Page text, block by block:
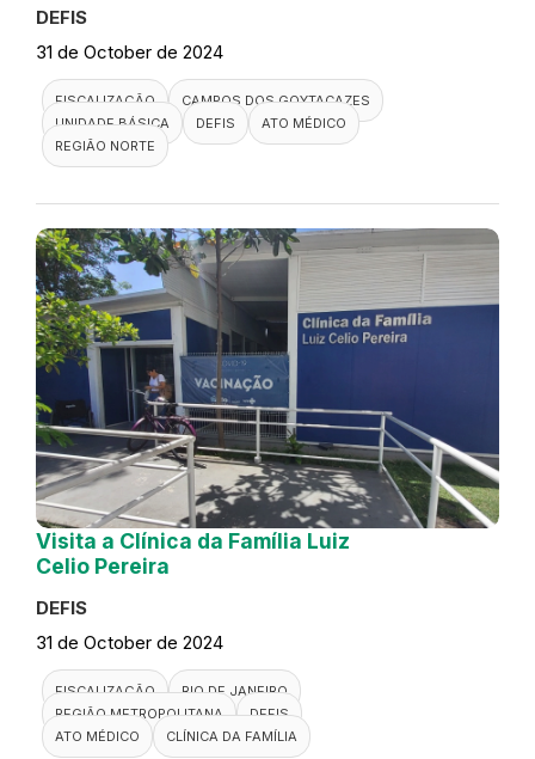
DEFIS
31 de October de 2024
FISCALIZAÇÃO
CAMPOS DOS GOYTACAZES
UNIDADE BÁSICA
DEFIS
ATO MÉDICO
REGIÃO NORTE
Visita a Clínica da Família Luiz
Celio Pereira
DEFIS
31 de October de 2024
FISCALIZAÇÃO
RIO DE JANEIRO
REGIÃO METROPOLITANA
DEFIS
ATO MÉDICO
CLÍNICA DA FAMÍLIA